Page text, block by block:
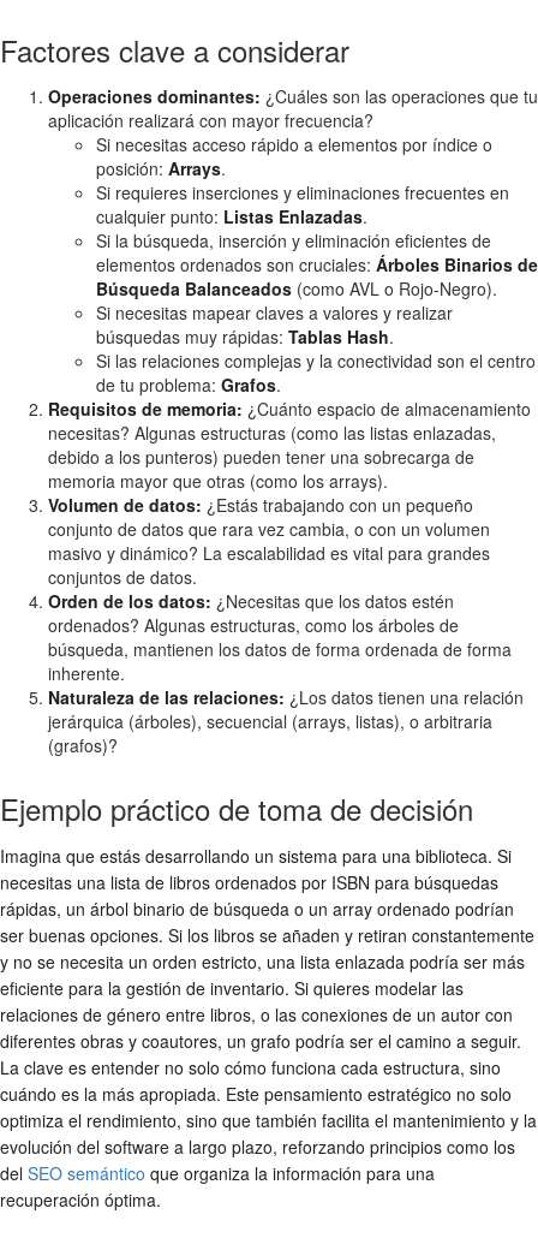
Factores clave a considerar
Operaciones dominantes: ¿Cuáles son las operaciones que tu
aplicación realizará con mayor frecuencia?
Si necesitas acceso rápido a elementos por índice o
posición: Arrays.
Si requieres inserciones y eliminaciones frecuentes en
cualquier punto: Listas Enlazadas.
Si la búsqueda, inserción y eliminación eficientes de
elementos ordenados son cruciales: Árboles Binarios de
Búsqueda Balanceados (como AVL o Rojo-Negro).
Si necesitas mapear claves a valores y realizar
búsquedas muy rápidas: Tablas Hash.
Si las relaciones complejas y la conectividad son el centro
de tu problema: Grafos.
Requisitos de memoria: ¿Cuánto espacio de almacenamiento
necesitas? Algunas estructuras (como las listas enlazadas,
debido a los punteros) pueden tener una sobrecarga de
memoria mayor que otras (como los arrays).
Volumen de datos: ¿Estás trabajando con un pequeño
conjunto de datos que rara vez cambia, o con un volumen
masivo y dinámico? La escalabilidad es vital para grandes
conjuntos de datos.
Orden de los datos: ¿Necesitas que los datos estén
ordenados? Algunas estructuras, como los árboles de
búsqueda, mantienen los datos de forma ordenada de forma
inherente.
Naturaleza de las relaciones: ¿Los datos tienen una relación
jerárquica (árboles), secuencial (arrays, listas), o arbitraria
(grafos)?
Ejemplo práctico de toma de decisión
Imagina que estás desarrollando un sistema para una biblioteca. Si
necesitas una lista de libros ordenados por ISBN para búsquedas
rápidas, un árbol binario de búsqueda o un array ordenado podrían
ser buenas opciones. Si los libros se añaden y retiran constantemente
y no se necesita un orden estricto, una lista enlazada podría ser más
eficiente para la gestión de inventario. Si quieres modelar las
relaciones de género entre libros, o las conexiones de un autor con
diferentes obras y coautores, un grafo podría ser el camino a seguir.
La clave es entender no solo cómo funciona cada estructura, sino
cuándo es la más apropiada. Este pensamiento estratégico no solo
optimiza el rendimiento, sino que también facilita el mantenimiento y la
evolución del software a largo plazo, reforzando principios como los
del SEO semántico que organiza la información para una
recuperación óptima.